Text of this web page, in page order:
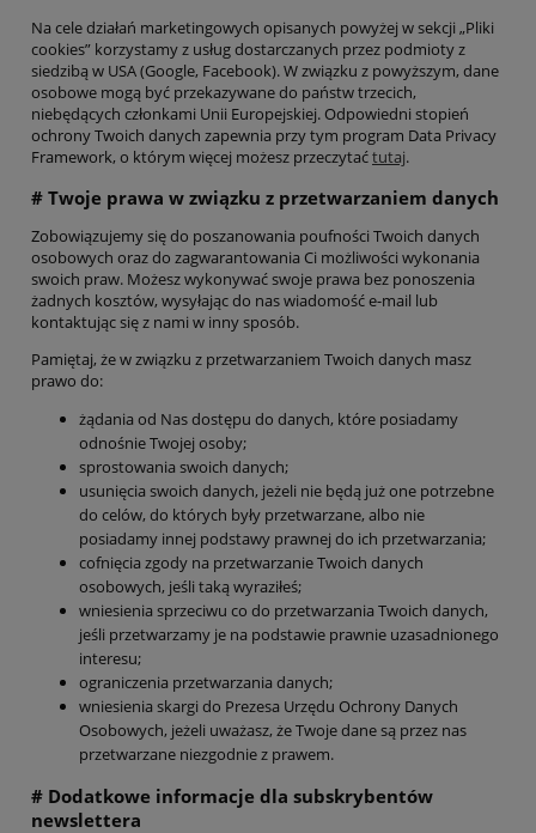
Na cele działań marketingowych opisanych powyżej w sekcji „Pliki
cookies” korzystamy z usług dostarczanych przez podmioty z
siedzibą w USA (Google, Facebook). W związku z powyższym, dane
osobowe mogą być przekazywane do państw trzecich,
niebędących członkami Unii Europejskiej. Odpowiedni stopień
ochrony Twoich danych zapewnia przy tym program Data Privacy
Framework, o którym więcej możesz przeczytaćtutaj.
# Twoje prawa w związku z przetwarzaniem danych
Zobowiązujemy się do poszanowania poufności Twoich danych
osobowych oraz do zagwarantowania Ci możliwości wykonania
swoich praw. Możesz wykonywać swoje prawa bez ponoszenia
żadnych kosztów, wysyłając do nas wiadomość e-mail lub
kontaktując się z nami w inny sposób.
Pamiętaj, że w związku z przetwarzaniem Twoich danych masz
prawo do:
żądania od Nas dostępu do danych, które posiadamy
odnośnie Twojej osoby;
sprostowania swoich danych;
usunięcia swoich danych, jeżeli nie będą już one potrzebne
do celów, do których były przetwarzane, albo nie
posiadamy innej podstawy prawnej do ich przetwarzania;
cofnięcia zgody na przetwarzanie Twoich danych
osobowych, jeśli taką wyraziłeś;
wniesienia sprzeciwu co do przetwarzania Twoich danych,
jeśli przetwarzamy je na podstawie prawnie uzasadnionego
interesu;
ograniczenia przetwarzania danych;
wniesienia skargi do Prezesa Urzędu Ochrony Danych
Osobowych, jeżeli uważasz, że Twoje dane są przez nas
przetwarzane niezgodnie z prawem.
# Dodatkowe informacje dla subskrybentów
newslettera